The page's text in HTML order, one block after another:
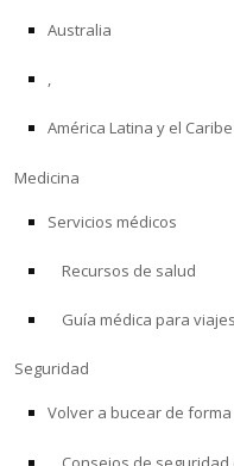
Tienda
SEGURIDAD
INVESTIGACIÓN
PROGRAMAS
Australia
,
América Latina y el Caribe
Medicina
Servicios médicos
Recursos de salud
Guía médica para viajes
Seguridad
Volver a bucear de